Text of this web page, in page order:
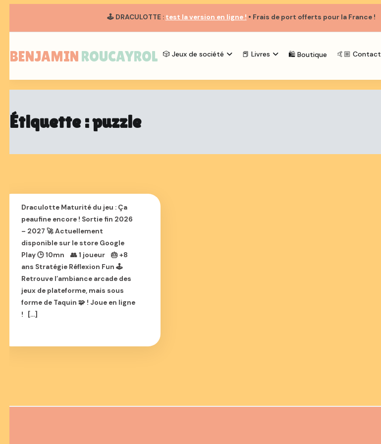
🕹️ DRACULOTTE: test la version en ligne ! • Frais de port offerts pour la France !
contenu
BENJAMIN ROUCAYROL 🎲 Jeux de société 📕 Livres 🛍️ Boutique 🤙🏼 Contact
Étiquette :puzzle
Draculotte Maturité du jeu : Ça
peaufine encore ! Sortie fin 2026
– 2027 🚀 Actuellement
disponible sur le store Google
Play 🕒 10mn 👥 1 joueur 🎂 +8
ans Stratégie Réflexion Fun 🕹️
Retrouve l’ambiance arcade des
jeux de plateforme, mais sous
forme de Taquin 🧩 ! Joue en ligne
! […]